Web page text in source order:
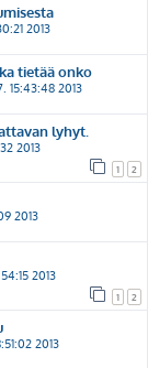
2013
tietää onko
15:43:48 2013
lyhyt.
2013
1 2
2013
2013
1 2
2013